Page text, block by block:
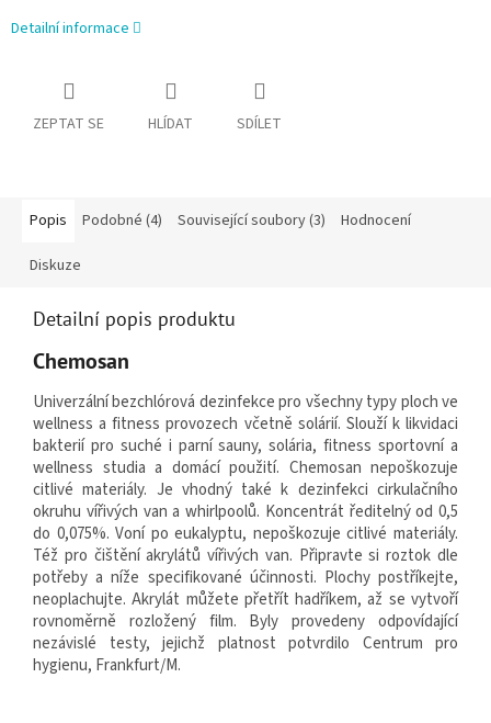
Detailní informace
ZEPTAT SE HLÍDAT SDÍLET
Popis Podobné (4) Související soubory (3) Hodnocení
Diskuze
Detailní popis produktu
Chemosan
Univerzální bezchlórová dezinfekce pro všechny typy ploch ve
wellness a fitness provozech včetně solárií. Slouží k likvidaci
bakterií pro suché i parní sauny, solária, fitness sportovní a
wellness studia a domácí použití. Chemosan nepoškozuje
citlivé materiály. Je vhodný také k dezinfekci cirkulačního
okruhu vířivých van a whirlpoolů. Koncentrát ředitelný od 0,5
do 0,075%. Voní po eukalyptu, nepoškozuje citlivé materiály.
Též pro čištění akrylátů vířivých van. Připravte si roztok dle
potřeby a níže specifikované účinnosti. Plochy postříkejte,
neoplachujte. Akrylát můžete přetřít hadříkem, až se vytvoří
rovnoměrně rozložený film. Byly provedeny odpovídající
nezávislé testy, jejichž platnost potvrdilo Centrum pro
hygienu, Frankfurt/M.